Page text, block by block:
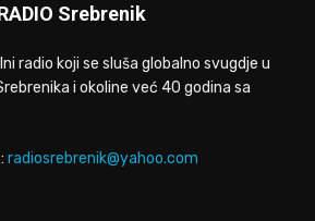
Srebrenik
radio koji se sluša globalno svugdje u
i okoline već 40 godina sa
radiosrebrenik@yahoo.com